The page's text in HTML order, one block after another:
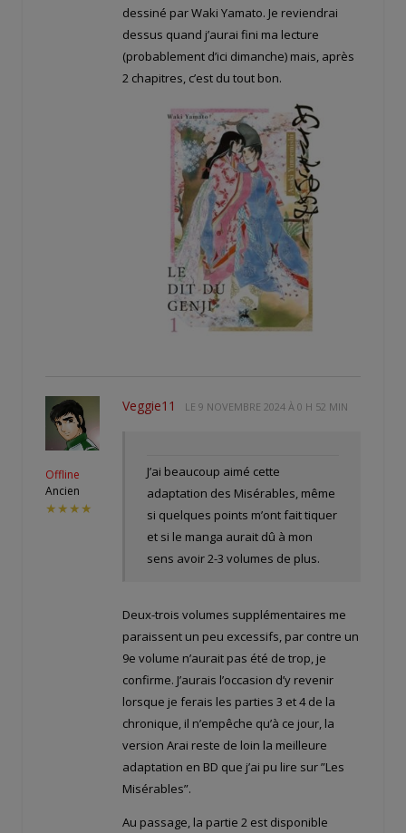
dessiné par Waki Yamato. Je reviendrai
dessus quand j’aurai fini ma lecture
(probablement d’ici dimanche) mais, après
2 chapitres, c’est du tout bon.
Offline
Ancien
★★★★
Veggie11 LE 9 NOVEMBRE 2024 À 0 H 52 MIN
J’ai beaucoup aimé cette
adaptation des Misérables, même
si quelques points m’ont fait tiquer
et si le manga aurait dû à mon
sens avoir 2-3 volumes de plus.
Deux-trois volumes supplémentaires me
paraissent un peu excessifs, par contre un
9e volume n’aurait pas été de trop, je
confirme. J’aurais l’occasion d’y revenir
lorsque je ferais les parties 3 et 4 de la
chronique, il n’empêche qu’à ce jour, la
version Arai reste de loin la meilleure
adaptation en BD que j’ai pu lire sur ”Les
Misérables”.
Au passage, la partie 2 est disponible